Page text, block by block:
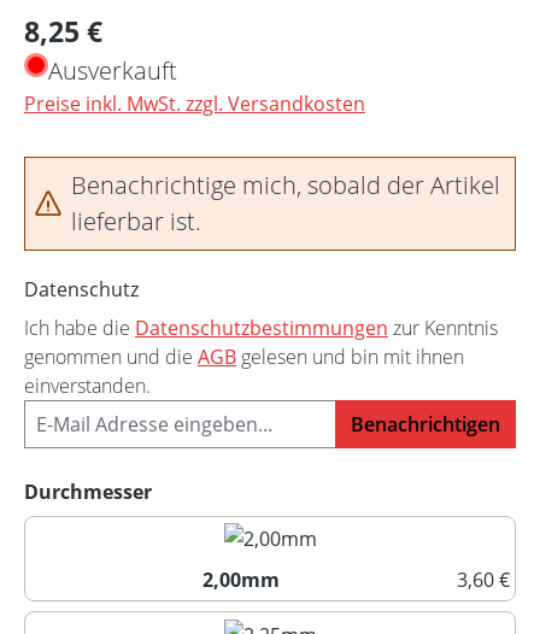
Regulärer Preis:
8,25 €
Ausverkauft
Preise inkl. MwSt. zzgl. Versandkosten
Benachrichtige mich, sobald der Artikel
lieferbar ist.
Datenschutz
Ich habe die Datenschutzbestimmungen zur Kenntnis
genommen und die AGB gelesen und bin mit ihnen
einverstanden.
Benachrichtigen
Durchmesserauswählen
2,00mm
3,60 €
2,00mm